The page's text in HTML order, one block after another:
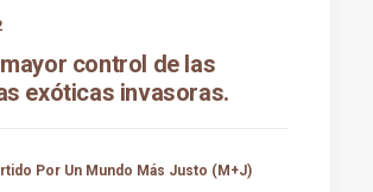
control de las
exóticas invasoras.
Por Un Mundo Más Justo (M+J)